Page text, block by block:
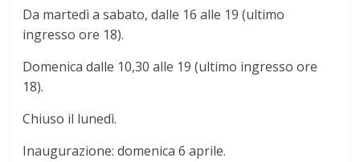
Da martedì a sabato, dalle 16 alle 19 (ultimo
ingresso ore 18).
Domenica dalle 10,30 alle 19 (ultimo ingresso ore
18).
Chiuso il lunedì.
Inaugurazione: domenica 6 aprile.